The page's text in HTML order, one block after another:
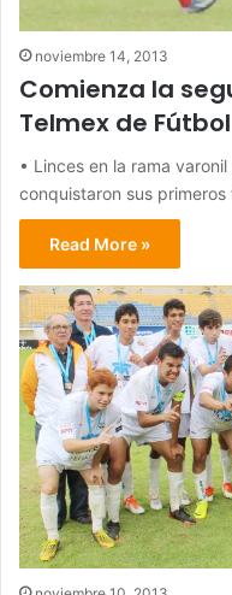
noviembre 14, 2013
Comienza la
Telmex de Fútbol
• Linces en la rama
conquistaron sus
Read More »